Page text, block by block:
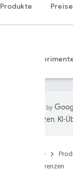
Produkte Preise
übersetzen. KI-
Startseite
Referenzen